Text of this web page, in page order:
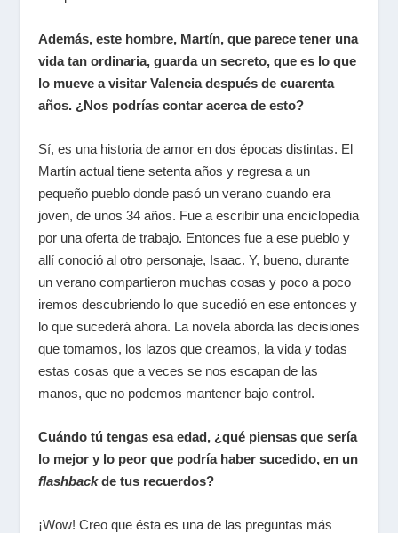
Además, este hombre, Martín, que parece tener una
vida tan ordinaria, guarda un secreto, que es lo que
lo mueve a visitar Valencia después de cuarenta
años. ¿Nos podrías contar acerca de esto?
Sí, es una historia de amor en dos épocas distintas. El
Martín actual tiene setenta años y regresa a un
pequeño pueblo donde pasó un verano cuando era
joven, de unos 34 años. Fue a escribir una enciclopedia
por una oferta de trabajo. Entonces fue a ese pueblo y
allí conoció al otro personaje, Isaac. Y, bueno, durante
un verano compartieron muchas cosas y poco a poco
iremos descubriendo lo que sucedió en ese entonces y
lo que sucederá ahora. La novela aborda las decisiones
que tomamos, los lazos que creamos, la vida y todas
estas cosas que a veces se nos escapan de las
manos, que no podemos mantener bajo control.
Cuándo tú tengas esa edad, ¿qué piensas que sería
lo mejor y lo peor que podría haber sucedido, en un
flashbackde tus recuerdos?
¡Wow! Creo que ésta es una de las preguntas más